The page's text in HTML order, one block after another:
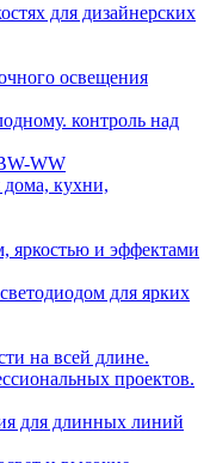
для дизайнерских
освещения
контроль над
WW
дома, кухни,
яркостью и эффектами
для ярких
на всей длине.
проектов.
для длинных линий